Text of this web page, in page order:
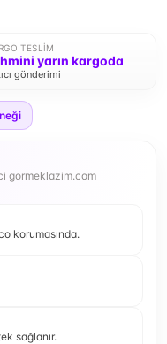
TESLIM
yarın kargoda
gönderimi
gormeklazim.com
korumasında.
sağlanır.